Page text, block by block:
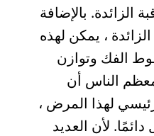
الزائدة. بالإضافة
، يمكن لهذه
الفك وتوازن
الناس أن
لهذا المرض ،
لأن العديد